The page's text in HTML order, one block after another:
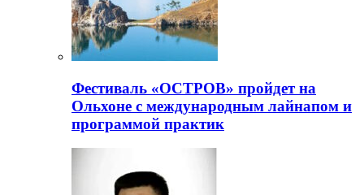
Фестиваль «ОСТРОВ» пройдет на
Ольхоне с международным лайнапом и
программой практик